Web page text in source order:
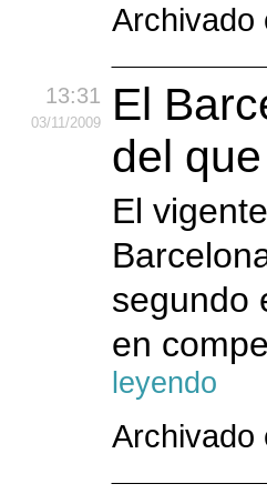
Archivado
13:31
03/11/2009
El
del
El
segundo
en
leyendo
Archivado